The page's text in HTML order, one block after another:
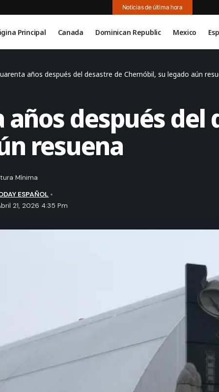
Noticias de última hora
Principal Canada Dominican Republic Mexico
años después del desastre de Chernóbil, su legado aún
años después del
resuena
21, 2026 4:35 Pm
ESPAÑOL
Mínima